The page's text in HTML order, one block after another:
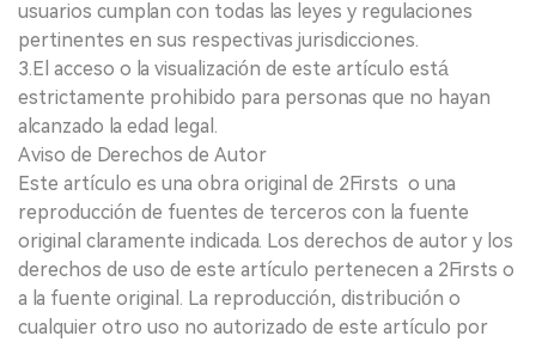
usuarios cumplan con todas las leyes y regulaciones
pertinentes en sus respectivas jurisdicciones.
3.El acceso o la visualización de este artículo está
estrictamente prohibido para personas que no hayan
alcanzado la edad legal.
Aviso de Derechos de Autor
Este artículo es una obra original de 2Firsts o una
reproducción de fuentes de terceros con la fuente
original claramente indicada. Los derechos de autor y los
derechos de uso de este artículo pertenecen a 2Firsts o
a la fuente original. La reproducción, distribución o
cualquier otro uso no autorizado de este artículo por